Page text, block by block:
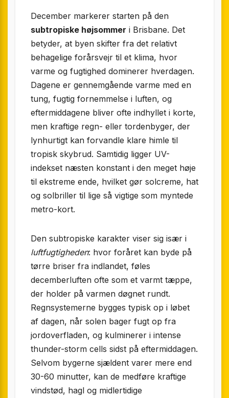
December markerer starten på den
subtropiske højsommer i Brisbane. Det
betyder, at byen skifter fra det relativt
behagelige forårsvejr til et klima, hvor
varme og fugtighed dominerer hverdagen.
Dagene er gennemgående varme med en
tung, fugtig fornemmelse i luften, og
eftermiddagene bliver ofte indhyllet i korte,
men kraftige regn- eller tordenbyger, der
lynhurtigt kan forvandle klare himle til
tropisk skybrud. Samtidig ligger UV-
indekset næsten konstant i den meget høje
til ekstreme ende, hvilket gør solcreme, hat
og solbriller til lige så vigtige som myntede
metro-kort.
Den subtropiske karakter viser sig især i
luftfugtigheden: hvor foråret kan byde på
tørre briser fra indlandet, føles
decemberluften ofte som et varmt tæppe,
der holder på varmen døgnet rundt.
Regnsystemerne bygges typisk op i løbet
af dagen, når solen bager fugt op fra
jordoverfladen, og kulminerer i intense
thunder-storm cells sidst på eftermiddagen.
Selvom bygerne sjældent varer mere end
30-60 minutter, kan de medføre kraftige
vindstød, hagl og midlertidige